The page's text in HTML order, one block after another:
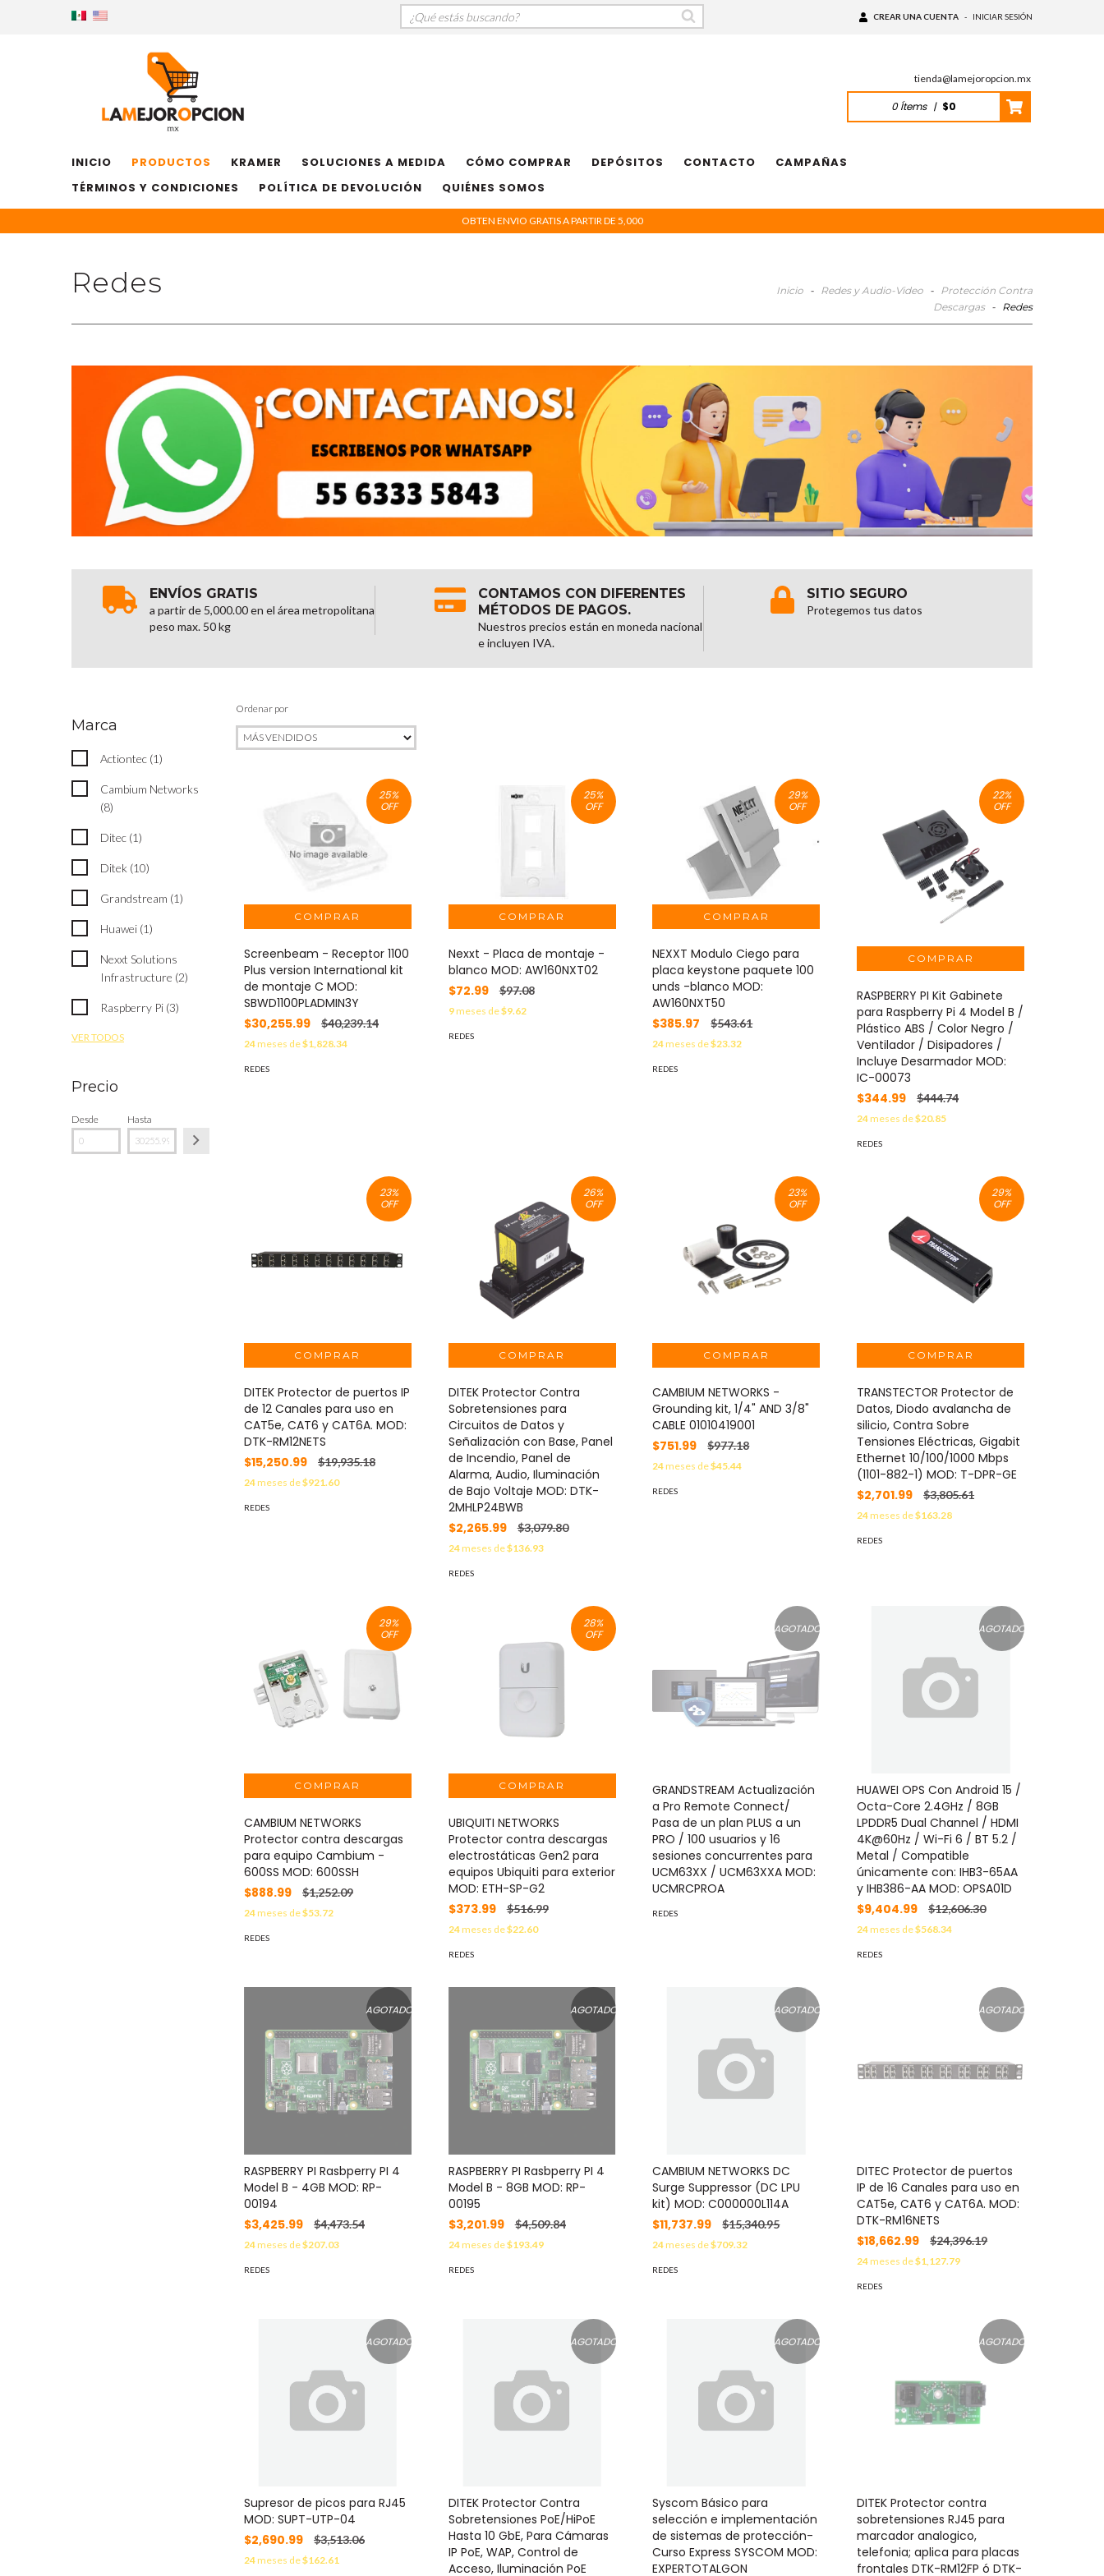
CREAR UNA CUENTA - INICIAR SESIÓN
tienda@lamejoropcion.mx
0Ítems | $0
INICIO PRODUCTOS KRAMER SOLUCIONES A MEDIDA CÓMO COMPRAR DEPÓSITOS CONTACTO
CAMPAÑAS
TÉRMINOS Y CONDICIONES
POLÍTICA DE DEVOLUCIÓN QUIÉNES SOMOS
OBTEN ENVIO GRATIS A PARTIR DE 5,000
Redes Inicio - Redes y Audio-Video - Protección Contra
Descargas - Redes
ENVÍOS GRATIS
a partir de 5,000.00 en el área metropolitana
peso max. 50 kg
CONTAMOS CON DIFERENTES
MÉTODOS DE PAGOS.
Nuestros precios están en moneda nacional
e incluyen IVA.
SITIO SEGURO
Protegemos tus datos
Marca
Actiontec (1)
Cambium Networks
(8)
Ditec (1)
Ditek (10)
Grandstream (1)
Huawei (1)
Nexxt Solutions
Infrastructure (2)
Raspberry Pi (3)
VER TODOS
Precio
Desde Hasta
Ordenar por
25%
OFF
Screenbeam - Receptor 1100
Plus version International kit
de montaje C MOD:
SBWD1100PLADMIN3Y
$30,255.99
$40,239.14
24meses de$1,828.34
REDES
25%
OFF
Nexxt - Placa de montaje -
blanco MOD: AW160NXT02
$72.99
$97.08
9meses de$9.62
REDES
29%
OFF
NEXXT Modulo Ciego para
placa keystone paquete 100
unds -blanco MOD:
AW160NXT50
$385.97
$543.61
24meses de$23.32
REDES
22%
OFF
RASPBERRY PI Kit Gabinete
para Raspberry Pi 4 Model B /
Plástico ABS / Color Negro /
Ventilador / Disipadores /
Incluye Desarmador MOD:
IC-00073
$344.99
$444.74
24meses de$20.85
REDES
23%
OFF
DITEK Protector de puertos IP
de 12 Canales para uso en
CAT5e, CAT6 y CAT6A. MOD:
DTK-RM12NETS
$15,250.99
$19,935.18
24meses de$921.60
REDES
26%
OFF
DITEK Protector Contra
Sobretensiones para
Circuitos de Datos y
Señalización con Base, Panel
de Incendio, Panel de
Alarma, Audio, Iluminación
de Bajo Voltaje MOD: DTK-
2MHLP24BWB
$2,265.99
$3,079.80
24meses de$136.93
REDES
23%
OFF
CAMBIUM NETWORKS -
Grounding kit, 1/4" AND 3/8"
CABLE 01010419001
$751.99
$977.18
24meses de$45.44
REDES
29%
OFF
TRANSTECTOR Protector de
Datos, Diodo avalancha de
silicio, Contra Sobre
Tensiones Eléctricas, Gigabit
Ethernet 10/100/1000 Mbps
(1101-882-1) MOD: T-DPR-GE
$2,701.99
$3,805.61
24meses de$163.28
REDES
29%
OFF
CAMBIUM NETWORKS
Protector contra descargas
para equipo Cambium -
600SS MOD: 600SSH
$888.99
$1,252.09
24meses de$53.72
REDES
28%
OFF
UBIQUITI NETWORKS
Protector contra descargas
electrostáticas Gen2 para
equipos Ubiquiti para exterior
MOD: ETH-SP-G2
$373.99
$516.99
24meses de$22.60
REDES
AGOTADO
GRANDSTREAM Actualización
a Pro Remote Connect/
Pasa de un plan PLUS a un
PRO / 100 usuarios y 16
sesiones concurrentes para
UCM63XX / UCM63XXA MOD:
UCMRCPROA
REDES
AGOTADO
HUAWEI OPS Con Android 15 /
Octa-Core 2.4GHz / 8GB
LPDDR5 Dual Channel / HDMI
4K@60Hz / Wi-Fi 6 / BT 5.2 /
Metal / Compatible
únicamente con: IHB3-65AA
y IHB386-AA MOD: OPSA01D
$9,404.99
$12,606.30
24meses de$568.34
REDES
AGOTADO
RASPBERRY PI Rasbperry PI 4
Model B - 4GB MOD: RP-
00194
$3,425.99
$4,473.54
24meses de$207.03
REDES
AGOTADO
RASPBERRY PI Rasbperry PI 4
Model B - 8GB MOD: RP-
00195
$3,201.99
$4,509.84
24meses de$193.49
REDES
AGOTADO
CAMBIUM NETWORKS DC
Surge Suppressor (DC LPU
kit) MOD: C000000L114A
$11,737.99
$15,340.95
24meses de$709.32
REDES
AGOTADO
DITEC Protector de puertos
IP de 16 Canales para uso en
CAT5e, CAT6 y CAT6A. MOD:
DTK-RM16NETS
$18,662.99
$24,396.19
24meses de$1,127.79
REDES
AGOTADO
Supresor de picos para RJ45
MOD: SUPT-UTP-04
$2,690.99
$3,513.06
24meses de$162.61
AGOTADO
DITEK Protector Contra
Sobretensiones PoE/HiPoE
Hasta 10 GbE, Para Cámaras
IP PoE, WAP, Control de
Acceso, Iluminación PoE
AGOTADO
Syscom Básico para
selección e implementación
de sistemas de protección-
Curso Express SYSCOM MOD:
EXPERTOTALGON
AGOTADO
DITEK Protector contra
sobretensiones RJ45 para
marcador analogico,
telefonia; aplica para placas
frontales DTK-RM12FP ó DTK-